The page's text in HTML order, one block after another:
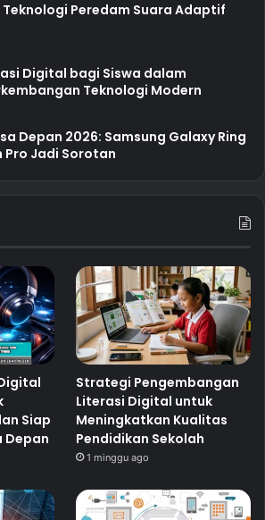
Peredam Suara Adaptif
Digital bagi Siswa dalam
Teknologi Modern
Depan 2026: Samsung Galaxy Ring
Pro Jadi Sorotan
Siap
Depan
Strategi Pengembangan
Literasi Digital untuk
Meningkatkan Kualitas
Pendidikan Sekolah
1 minggu ago